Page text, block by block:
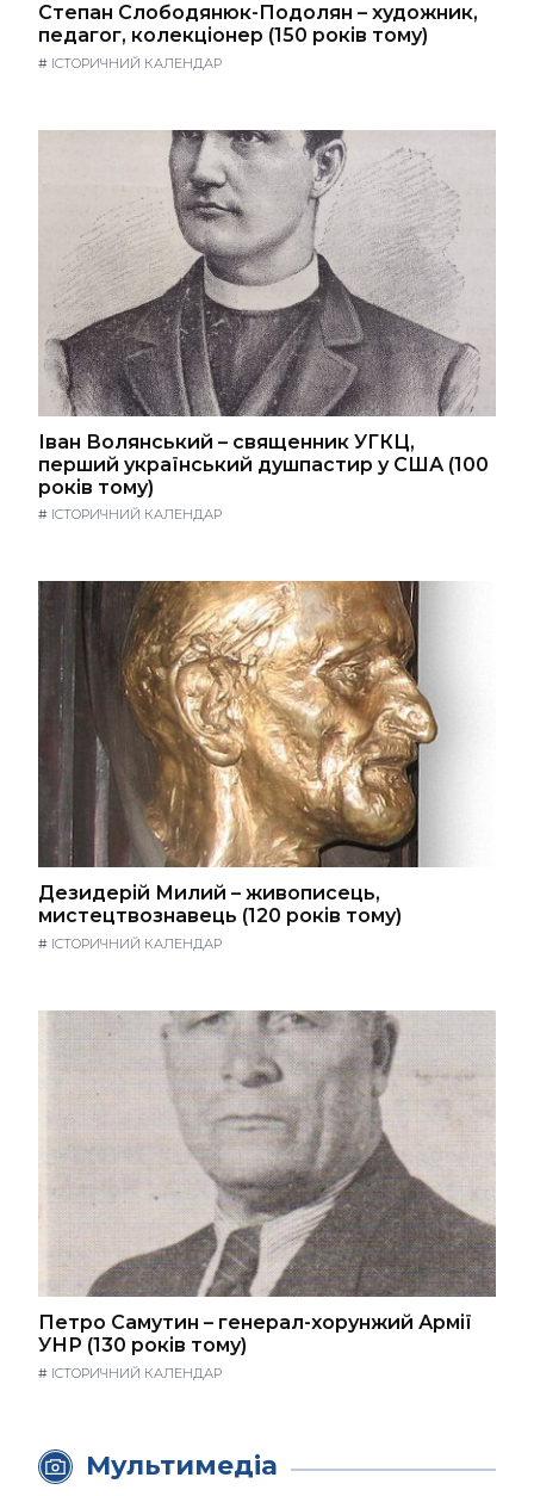
Степан Слободянюк-Подолян – художник,
педагог, колекціонер (150 років тому)
# ІСТОРИЧНИЙ КАЛЕНДАР
Іван Волянський – священник УГКЦ,
перший український душпастир у США (100
років тому)
# ІСТОРИЧНИЙ КАЛЕНДАР
Дезидерій Милий – живописець,
мистецтвознавець (120 років тому)
# ІСТОРИЧНИЙ КАЛЕНДАР
Петро Самутин – генерал-хорунжий Армії
УНР (130 років тому)
# ІСТОРИЧНИЙ КАЛЕНДАР
Мультимедіа